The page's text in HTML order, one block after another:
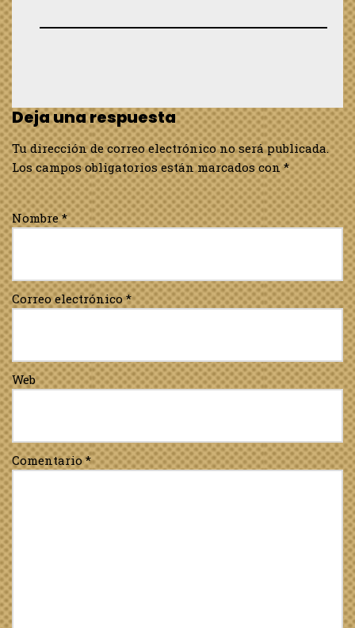
Deja una respuesta
Tu dirección de correo electrónico no será publicada.
Los campos obligatorios están marcados con*
Nombre*
Correo electrónico*
Web
Comentario*